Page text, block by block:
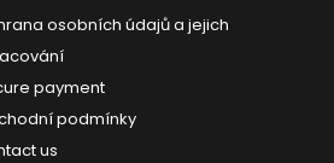
osobních údajů a jejich
payment
podmínky
us